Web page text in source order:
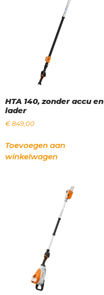
HTA 140, zonder accu en
lader
€849,00
Toevoegen aan
winkelwagen